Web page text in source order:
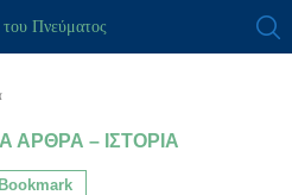
ΆΡΘΡΑ – ΙΣΤΟΡΊΑ
Bookmark